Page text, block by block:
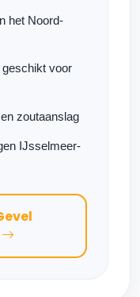
het Noord-
voor
zoutaanslag
IJsselmeer-